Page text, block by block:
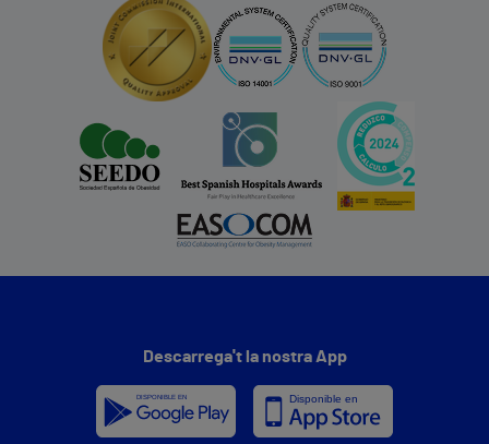
Descarrega't la nostra App